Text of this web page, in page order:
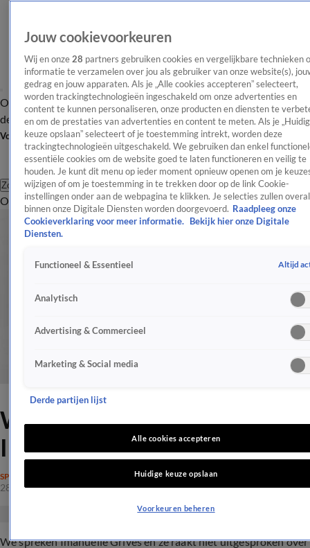
OverzichtAfleveringen Entertainment TV Algemeen
Tip
de redactieNieuwsbrief
Volg Shownieuws
Zoeken
OverzichtEntertainmentSpraakmakendRealityCrimeVideo's
Wie is de Mol volgens
Imanuelle Grives?!
SPELPROGRAMMA'S
28 feb 2017, 10:43
We spreken Imanuelle Grives en ze raakt niet uitgesproken over
Jouw cookievoorkeuren
Wij en onze 28 partners gebruiken cookies en vergelijkbare technieken
informatie te verzamelen over jou als gebruiker van onze website(s),
gedrag en jouw apparaten. Als je „Alle cookies accepteren” selecteert,
worden trackingtechnologieën ingeschakeld om onze advertenties en
content te kunnen personaliseren, onze producten en diensten te
en om de prestaties van advertenties en content te meten. Als je
keuze opslaan” selecteert of je toestemming intrekt, worden deze
trackingtechnologieën uitgeschakeld. We gebruiken dan enkel
essentiële cookies om de website goed te laten functioneren en veilig te
houden. Je kunt dit menu op ieder moment opnieuw openen om je
wijzigen of om je toestemming in te trekken door op de link Cookie-
instellingen onder aan de webpagina te klikken. Je selecties zullen overal
binnen onze Digitale Diensten worden doorgevoerd. Raadpleeg onze
Cookieverklaring voor meer informatie.
Bekijk hier onze Digitale
Diensten.
Functioneel & Essentieel Altijd
Analytisch
Advertising & Commercieel
Marketing & Social media
Derde partijen lijst
Alle cookies accepteren
Huidige keuze opslaan
Voorkeuren beheren